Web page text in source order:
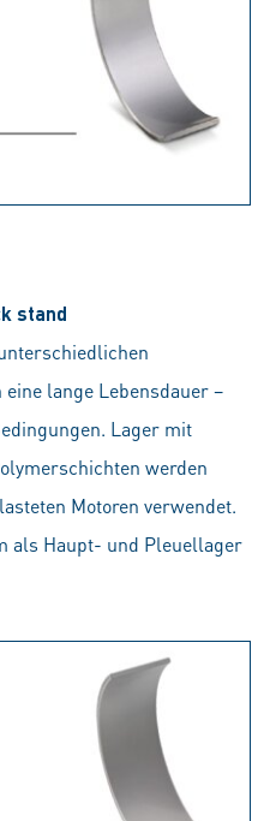
stand
lange Lebensdauer –
Lager mit
werden
Motoren verwendet.
als Haupt- und Pleuellager